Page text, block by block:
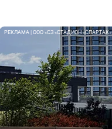
РЕКЛАМА | ООО «СЗ «СТАДИОН «СПАРТАК»